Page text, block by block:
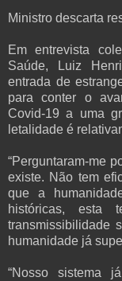
Ministro descarta
Em entrevista
Saúde, Luiz
entrada de
para conter o
Covid-19 a uma
letalidade é
“Perguntaram-me
existe. Não tem
que a
históricas, esta
transmissibilidade
humanidade já
“Nosso sistema